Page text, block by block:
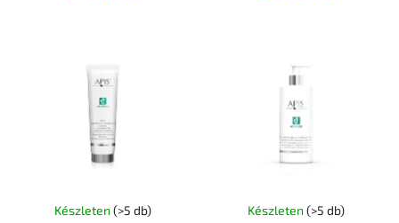
Készleten (>5 db) Készleten (>5 db)